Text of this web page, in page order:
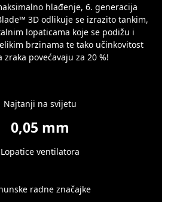
hlađenje, 6. generacija
3D odlikuje se izrazito tankim,
lopaticama koje se podižu i
brzinama te tako učinkovitost
zraka povećavaju za 20 %!
Najtanji na svijetu
0,05 mm
Lopatice ventilatora
radne značajke